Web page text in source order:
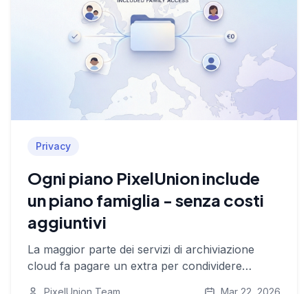
Privacy
Ogni piano PixelUnion include
un piano famiglia - senza costi
aggiuntivi
La maggior parte dei servizi di archiviazione
cloud fa pagare un extra per condividere